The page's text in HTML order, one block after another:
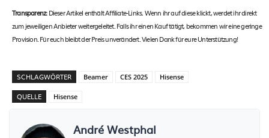
Transparenz:Dieser Artikel enthält Affiliate-Links. Wenn ihr auf diese klickt, werdet ihr direkt
zum jeweiligen Anbieter weitergeleitet. Falls ihr einen Kauf tätigt, bekommen wir eine geringe
Provision. Für euch bleibt der Preis unverändert. Vielen Dank für eure Unterstützung!
SCHLAGWÖRTER Beamer CES 2025 Hisense
QUELLE Hisense
André Westphal